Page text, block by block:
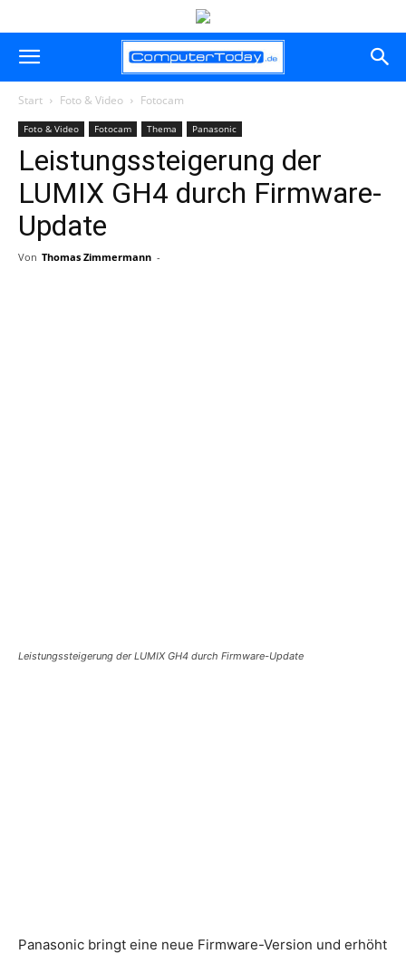
Start Foto & Video Fotocam
Foto & Video Fotocam Thema Panasonic
Leistungssteigerung der
LUMIX GH4 durch Firmware-
Update
Von Thomas Zimmermann -
Leistungssteigerung der LUMIX GH4 durch Firmware-Update
Panasonic bringt eine neue Firmware-Version und erhöht